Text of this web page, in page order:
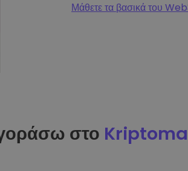
Μάθετε τα βασικά του
στο